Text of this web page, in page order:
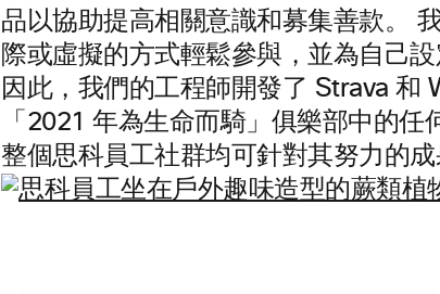
品以協助提高相關意識和募集善款。
際或虛擬的方式輕鬆參與，並為自己
因此，我們的工程師開發了 Strava 和
「2021 年為生命而騎」俱樂部中的
整個思科員工社群均可針對其努力的成